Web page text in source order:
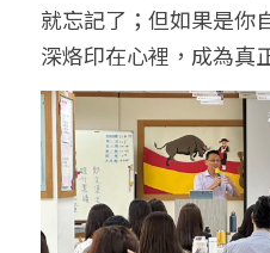
就忘記了；但如果是你
深烙印在心裡，成為真